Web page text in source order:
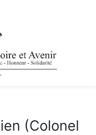
(Colonel